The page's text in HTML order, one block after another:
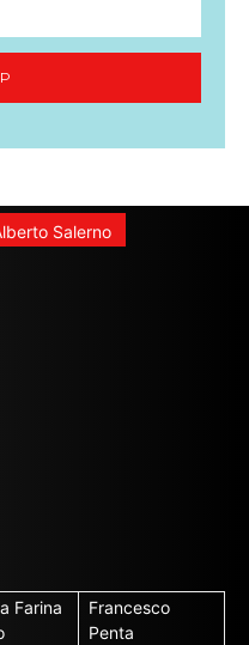
Salerno
Farina
Francesco
Penta